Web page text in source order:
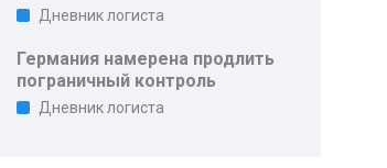
Дневник логиста
Германия намерена продлить
пограничный контроль
Дневник логиста